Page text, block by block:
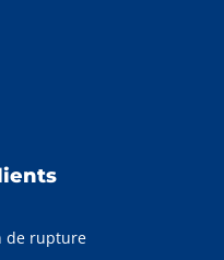
de rupture